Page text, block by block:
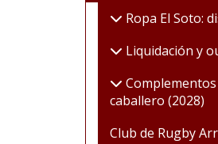
Ropa El Soto:
Liquidación y
caballero (2028)
Club de Rugby